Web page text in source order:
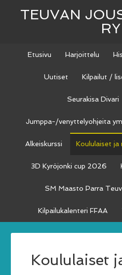
TEUVAN
RY
Etusivu Harjoittelu
Uutiset Kilpailut /
Seurakisa Divari
Jumppa-/venyttelyohjeita ym.
Alkeiskurssi Koululaiset ja
3D Kyröjonki cup 2026
SM Maasto Parra
Kilpailukalenteri FFAA
Koululaiset